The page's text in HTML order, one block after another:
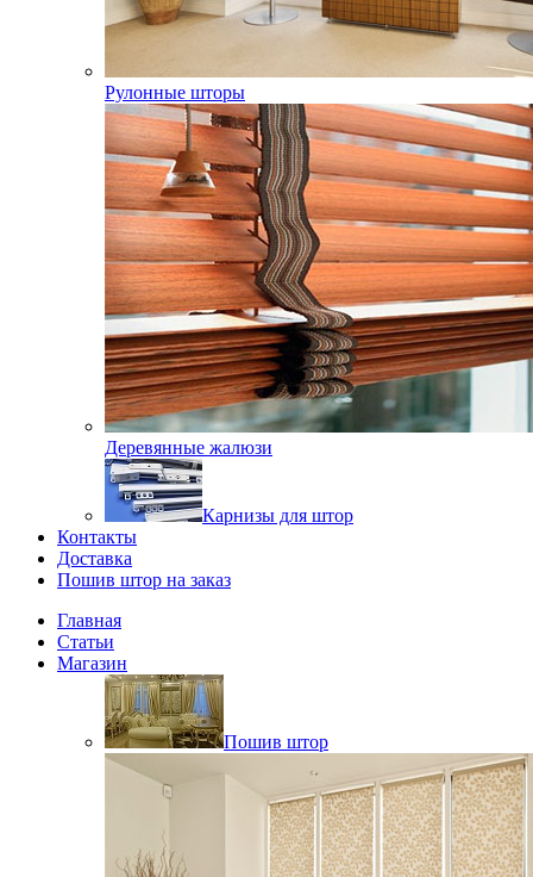
Рулонные шторы
Деревянные жалюзи
Карнизы для штор
Контакты
Доставка
Пошив штор на заказ
Главная
Статьи
Магазин
Пошив штор